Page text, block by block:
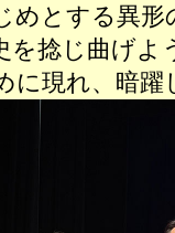
めとする異形
を捻じ曲げよ
に現れ、暗